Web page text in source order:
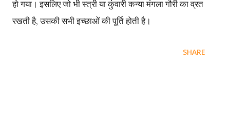
हो गया। इसलिए जो भी स्त्री या कुंवारी कन्या मंगला गौरी का व्रत
रखती है, उसकी सभी इच्छाओं की पूर्ति होती है।
SHARE